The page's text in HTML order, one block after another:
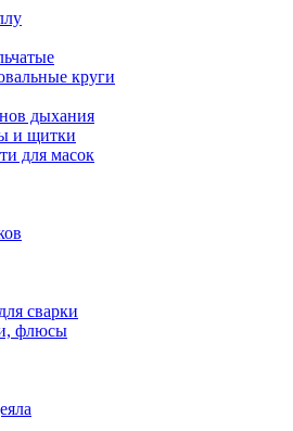
круги
дыхания
и щитки
для масок
сварки
флюсы